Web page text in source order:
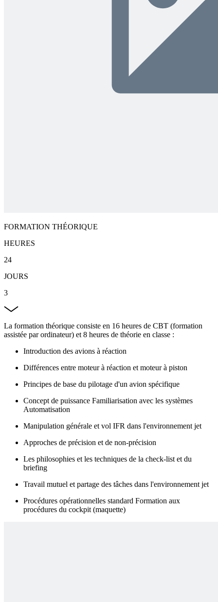
FORMATION THÉORIQUE
HEURES
24
JOURS
3
La formation théorique consiste en 16 heures de CBT (formation
assistée par ordinateur) et 8 heures de théorie en classe :
Introduction des avions à réaction
Différences entre moteur à réaction et moteur à piston
Principes de base du pilotage d'un avion spécifique
Concept de puissance Familiarisation avec les systèmes
Automatisation
Manipulation générale et vol IFR dans l'environnement jet
Approches de précision et de non-précision
Les philosophies et les techniques de la check-list et du
briefing
Travail mutuel et partage des tâches dans l'environnement jet
Procédures opérationnelles standard Formation aux
procédures du cockpit (maquette)